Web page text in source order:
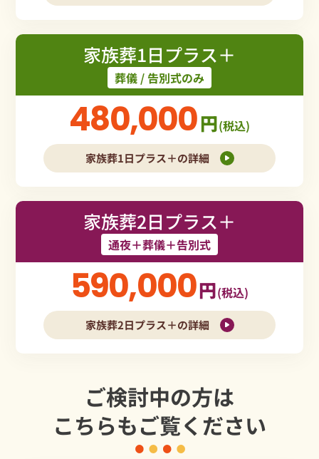
家族葬1日プラス＋
葬儀 / 告別式のみ
480,000円(税込)
家族葬1日プラス＋の詳細
家族葬2日プラス＋
通夜＋葬儀＋告別式
590,000円(税込)
家族葬2日プラス＋の詳細
ご検討中の方は
こちらもご覧ください